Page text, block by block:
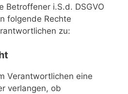
Betroffener i.S.d. DSGVO
folgende Rechte
zu:
Verantwortlichen eine
verlangen, ob